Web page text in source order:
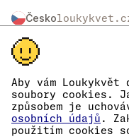
Aby vám Loukykvět
soubory cookies.
způsobem je
osobních údajů .
použitím cookies
Česko
Polska
Österreich
Deutschland
France
België
Danmark
Eesti
© 2016 →
Loukykvět s.r.o. je zapsaný
Jsme zapojeni v Systému
EKF00180493.
Pro vydávání RL pasů
Naše IČ je 05663687, DIČ
Datová schránka má ID
Číslo EORI je CZ05663687.